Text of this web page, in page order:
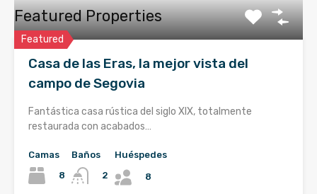
Featured Properties
Featured
Casa de las Eras, la mejor vista del
campo de Segovia
Fantástica casa rústica del siglo XIX, totalmente
restaurada con acabados…
Camas
8
Baños
2
Huéspedes
8